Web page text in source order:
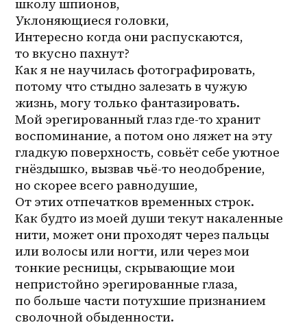
школу шпионов,
Уклоняющиеся головки,
Интересно когда они распускаются,
то вкусно пахнут?
Как я не научилась фотографировать,
потому что стыдно залезать в чужую
жизнь, могу только фантазировать.
Мой эрегированный глаз где-то хранит
воспоминание, а потом оно ляжет на эту
гладкую поверхность, совьёт себе уютное
гнёздышко, вызвав чьё-то неодобрение,
но скорее всего равнодушие,
От этих отпечатков временных строк.
Как будто из моей души текут накаленные
нити, может они проходят через пальцы
или волосы или ногти, или через мои
тонкие ресницы, скрывающие мои
непристойно эрегированные глаза,
по больше части потухшие признанием
сволочной обыденности.